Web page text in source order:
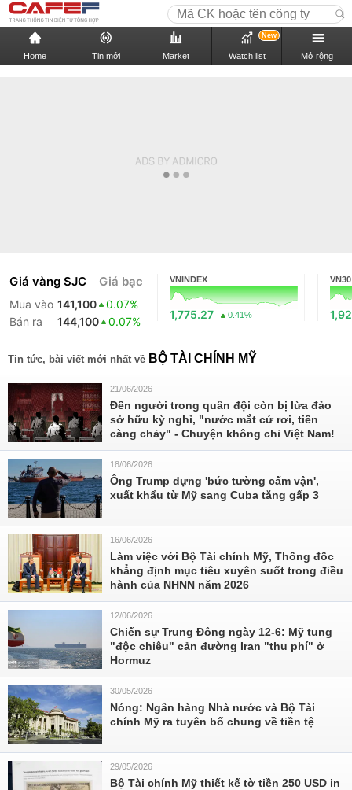
Home Tin mới Market Watch list
New
Mở rộng
Giá vàng SJC Giá bạc
Mua vào 141,100
0.07%
Bán ra
144,100 0.07%
VNINDEX
1,775.27 0.41%
VN30
Tin tức, bài viết mới nhất về BỘ TÀI CHÍNH MỸ
21/06/2026
Đến người trong quân đội còn bị lừa đảo
sở hữu kỳ nghỉ, "nước mắt cứ rơi, tiền
càng chảy" - Chuyện không chỉ Việt Nam!
18/06/2026
Ông Trump dựng 'bức tường cấm vận',
xuất khẩu từ Mỹ sang Cuba tăng gấp 3
16/06/2026
Làm việc với Bộ Tài chính Mỹ, Thống đốc
khẳng định mục tiêu xuyên suốt trong điều
hành của NHNN năm 2026
12/06/2026
Chiến sự Trung Đông ngày 12-6: Mỹ tung
"độc chiêu" cản đường Iran "thu phí" ở
Hormuz
30/05/2026
Nóng: Ngân hàng Nhà nước và Bộ Tài
chính Mỹ ra tuyên bố chung về tiền tệ
29/05/2026
Bộ Tài chính Mỹ thiết kế tờ tiền 250 USD in